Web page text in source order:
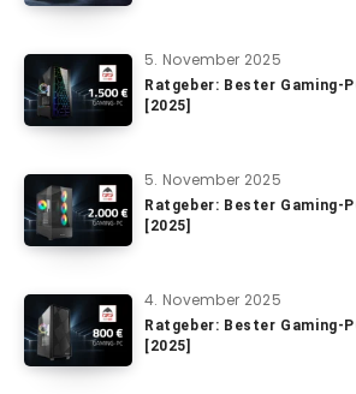
5. November 2025
Ratgeber: Bester Gaming-
[2025]
5. November 2025
Ratgeber: Bester Gaming-
[2025]
4. November 2025
Ratgeber: Bester Gaming-
[2025]